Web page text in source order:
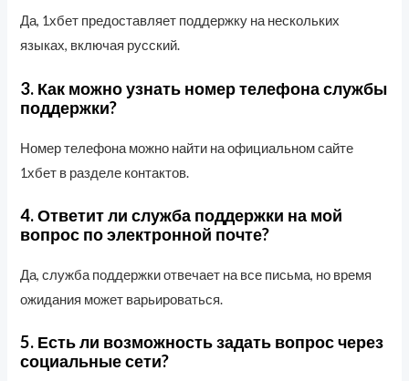
Да, 1хбет предоставляет поддержку на нескольких
языках, включая русский.
3. Как можно узнать номер телефона службы
поддержки?
Номер телефона можно найти на официальном сайте
1хбет в разделе контактов.
4. Ответит ли служба поддержки на мой
вопрос по электронной почте?
Да, служба поддержки отвечает на все письма, но время
ожидания может варьироваться.
5. Есть ли возможность задать вопрос через
социальные сети?